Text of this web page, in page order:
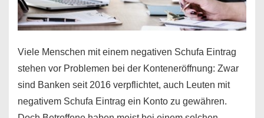
Viele Menschen mit einem negativen Schufa Eintrag
stehen vor Problemen bei der Konteneröffnung: Zwar
sind Banken seit 2016 verpflichtet, auch Leuten mit
negativem Schufa Eintrag ein Konto zu gewähren.